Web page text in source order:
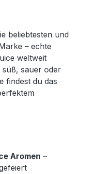
beliebtesten und
– echte
weltweit
süß, sauer oder
findest du das
Aromen –